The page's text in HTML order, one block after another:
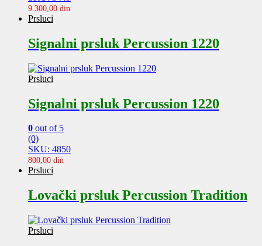
9.300,00 din
Prsluci
Signalni prsluk Percussion 1220
Prsluci
Signalni prsluk Percussion 1220
0 out of 5
(0)
SKU: 4850
800,00 din
Prsluci
Lovački prsluk Percussion Tradition
Prsluci